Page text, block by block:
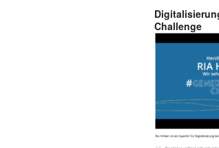
Challenge